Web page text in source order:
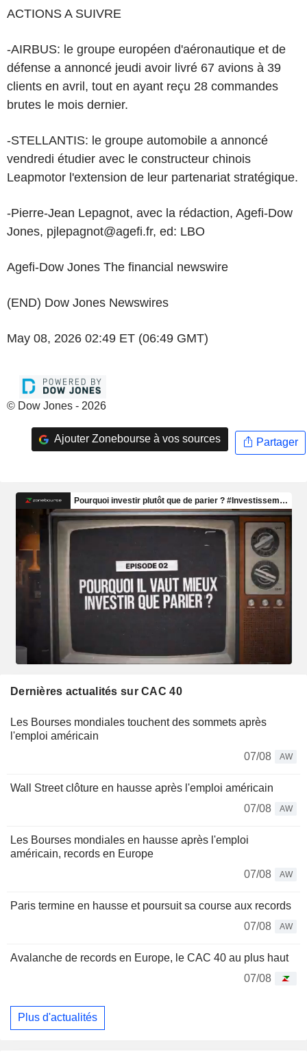
ACTIONS A SUIVRE
-AIRBUS: le groupe européen d'aéronautique et de
défense a annoncé jeudi avoir livré 67 avions à 39
clients en avril, tout en ayant reçu 28 commandes
brutes le mois dernier.
-STELLANTIS: le groupe automobile a annoncé
vendredi étudier avec le constructeur chinois
Leapmotor l'extension de leur partenariat stratégique.
-Pierre-Jean Lepagnot, avec la rédaction, Agefi-Dow
Jones, pjlepagnot@agefi.fr, ed: LBO
Agefi-Dow Jones The financial newswire
(END) Dow Jones Newswires
May 08, 2026 02:49 ET (06:49 GMT)
© Dow Jones - 2026
Ajouter Zonebourse à vos sources Partager
Dernières actualités sur CAC 40
Les Bourses mondiales touchent des sommets après
l'emploi américain
07/08
AW
Wall Street clôture en hausse après l'emploi américain
07/08
AW
Les Bourses mondiales en hausse après l'emploi
américain, records en Europe
07/08
AW
Paris termine en hausse et poursuit sa course aux records
07/08
AW
Avalanche de records en Europe, le CAC 40 au plus haut
07/08
Plus d'actualités